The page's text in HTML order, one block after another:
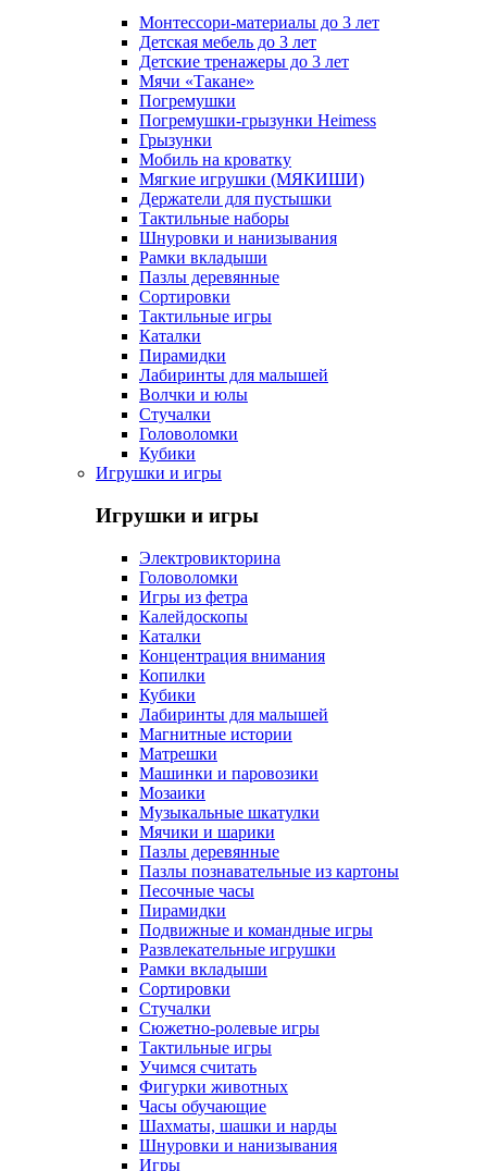
Монтессори-материалы до 3 лет
Детская мебель до 3 лет
Детские тренажеры до 3 лет
Мячи «Такане»
Погремушки
Погремушки-грызунки Heimess
Грызунки
Мобиль на кроватку
Мягкие игрушки (МЯКИШИ)
Держатели для пустышки
Тактильные наборы
Шнуровки и нанизывания
Рамки вкладыши
Пазлы деревянные
Сортировки
Тактильные игры
Каталки
Пирамидки
Лабиринты для малышей
Волчки и юлы
Стучалки
Головоломки
Кубики
Игрушки и игры
Игрушки и игры
Электровикторина
Головоломки
Игры из фетра
Калейдоскопы
Каталки
Концентрация внимания
Копилки
Кубики
Лабиринты для малышей
Магнитные истории
Матрешки
Машинки и паровозики
Мозаики
Музыкальные шкатулки
Мячики и шарики
Пазлы деревянные
Пазлы познавательные из картоны
Песочные часы
Пирамидки
Подвижные и командные игры
Развлекательные игрушки
Рамки вкладыши
Сортировки
Стучалки
Сюжетно-ролевые игры
Тактильные игры
Учимся считать
Фигурки животных
Часы обучающие
Шахматы, шашки и нарды
Шнуровки и нанизывания
Игры